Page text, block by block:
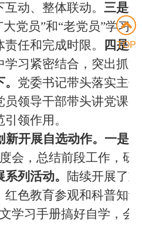
互动、整体联动。三是
大党员”和“老党员”学习
任和完成时限。
四是
学习紧密结合，突出抓
党委书记带头落实主
员领导干部带头讲党课
领作用。
新开展自选动作。 一是
会，总结前段工作，研
系列活动。 陆续开展了
红色教育参观和科普知
学习手册搞好自学，会
TOP